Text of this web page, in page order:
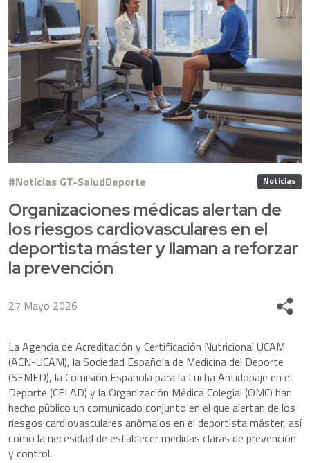
Noticias GT-SaludDeporte Noticias
Organizaciones médicas alertan de
los riesgos cardiovasculares en el
deportista máster y llaman a reforzar
la prevención
27 Mayo 2026 Share
La Agencia de Acreditación y Certificación Nutricional UCAM
(ACN-UCAM), la Sociedad Española de Medicina del Deporte
(SEMED), la Comisión Española para la Lucha Antidopaje en el
Deporte (CELAD) y la Organización Médica Colegial (OMC) han
hecho público un comunicado conjunto en el que alertan de los
riesgos cardiovasculares anómalos en el deportista máster, así
como la necesidad de establecer medidas claras de prevención
y control.